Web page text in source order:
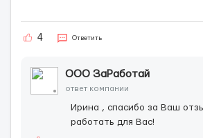
4 Ответить
ООО ЗаРаботай
ответ компании
Ирина , спасибо за Ваш
работать для Вас!